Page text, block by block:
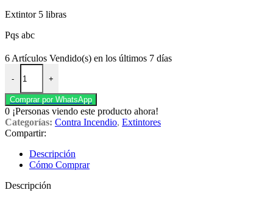
Extintor 5 libras
Pqs abc
6 Artículos Vendido(s) en los últimos 7 días
-
Extintor 5 libras abc cantidad
+
Comprar por WhatsApp
0 ¡Personas viendo este producto ahora!
Categorías: Contra Incendio, Extintores
Compartir:
Descripción
Cómo Comprar
Descripción